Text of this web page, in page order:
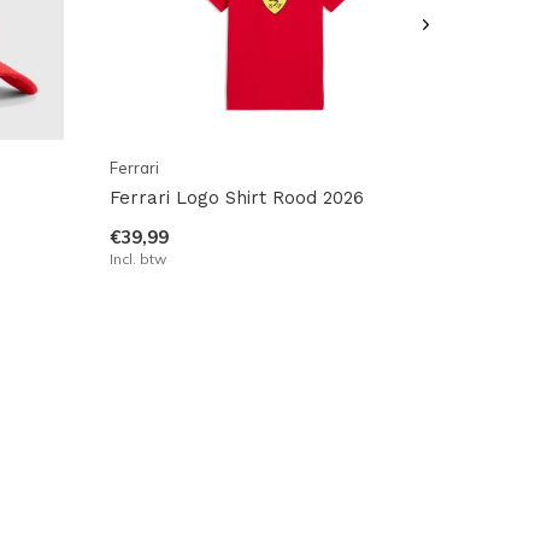
Ferrari
Ferrari Logo Shirt Rood 2026
€39,99
Incl. btw